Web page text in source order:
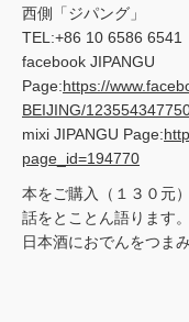
西側「ジパング」
TEL:+86 10 6586 6541
facebook JIPANGU
Page:https://
BEIJING/
mixi JIPANGU Page:
page_id=194770
本をご購入（１３０元
話をとことん語ります。
日本酒におでんをつま